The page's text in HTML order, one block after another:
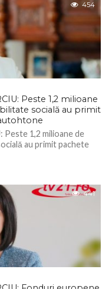
454
Peste 1,2 milioane
socială au primit
Peste 1,2 milioane de
au primit pachete
441